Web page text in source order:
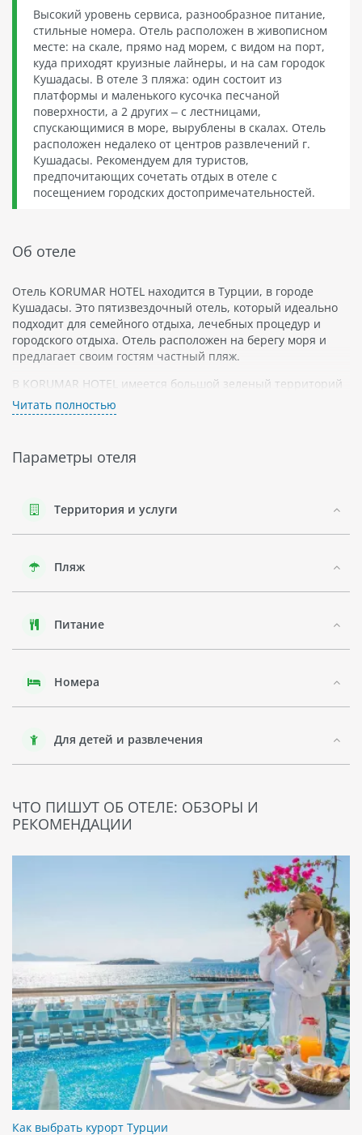
Высокий уровень сервиса, разнообразное питание,
стильные номера. Отель расположен в живописном
месте: на скале, прямо над морем, с видом на порт,
куда приходят круизные лайнеры, и на сам городок
Кушадасы. В отеле 3 пляжа: один состоит из
платформы и маленького кусочка песчаной
поверхности, а 2 других – с лестницами,
спускающимися в море, вырублены в скалах. Отель
расположен недалеко от центров развлечений г.
Кушадасы. Рекомендуем для туристов,
предпочитающих сочетать отдых в отеле с
посещением городских достопримечательностей.
Об отеле
Отель KORUMAR HOTEL находится в Турции, в городе
Кушадасы. Это пятизвездочный отель, который идеально
подходит для семейного отдыха, лечебных процедур и
городского отдыха. Отель расположен на берегу моря и
предлагает своим гостям частный пляж.
В KORUMAR HOTEL имеется большой зеленый территорий
с садом и бассейном. Помимо этого, для детей есть детский
клуб и игровая комната. Отель также предлагает
баскетбол.
категории: стандартный номер с видом на море или сад;
HOTEL - это чудесное место для тех, кто хочет провести
незабываемый отдых на берегу моря в красивом городе
Кушадасы.
Читать полностью
Параметры отеля
Территория и услуги
Пляж
Питание
Номера
Для детей и развлечения
ЧТО ПИШУТ ОБ ОТЕЛЕ: ОБЗОРЫ И
РЕКОМЕНДАЦИИ
Как выбрать курорт Турции